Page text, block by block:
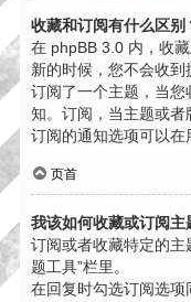
收藏和订阅有什么区别
在 phpBB 3.0 内，收
新的时候，您不会收
订阅了一个主题，当您
知。订阅，当主题或
订阅的通知选项可以在
页首
我该如何收藏或订阅主
订阅或者收藏特定的主
题工具”栏里。
在回复时勾选订阅选项